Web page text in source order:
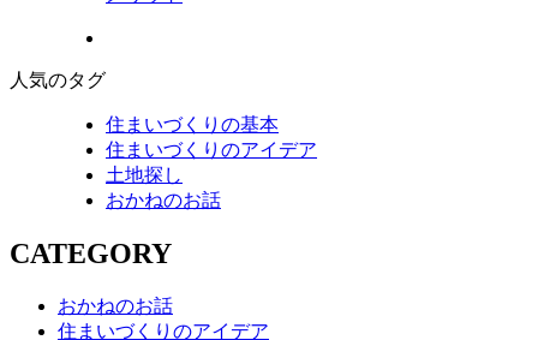
人気のタグ
住まいづくりの基本
住まいづくりのアイデア
土地探し
おかねのお話
CATEGORY
おかねのお話
住まいづくりのアイデア